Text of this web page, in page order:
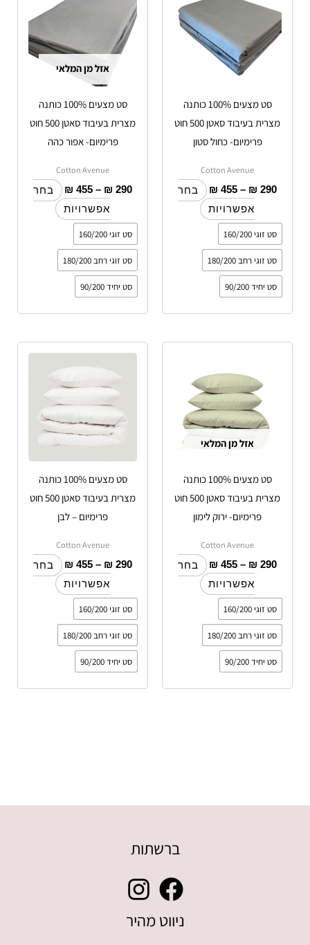
סט מצעים 100% כותנה
מצרית בעיבוד סאטן 500 חוט
פרימיום- כחול סטון
Cotton Avenue
₪ 290
–
₪ 455
⁦₪ 455⁩
בחר
אפשרויות
יש
מספר
את
האפשרויות
בעמוד
סט זוגי 160/200
סט זוגי רחב 180/200
סט יחיד 90/200
אזל מן המלאי
סט מצעים 100% כותנה
מצרית בעיבוד סאטן 500 חוט
פרימיום- אפור כהה
Cotton Avenue
₪ 290
–
₪ 455
בחר
אפשרויות
יש
מספר
סוגים.
ניתן
את
האפשרויות
בעמוד
סט זוגי 160/200
סט זוגי רחב 180/200
סט יחיד 90/200
אזל מן המלאי
סט מצעים 100% כותנה
מצרית בעיבוד סאטן 500 חוט
פרימיום- ירוק לימון
Cotton Avenue
₪ 290
–
₪ 455
עד
⁦₪ 455⁩
בחר
אפשרויות
יש
מספר
סוגים.
את
האפשרויות
בעמוד
סט זוגי 160/200
סט זוגי רחב 180/200
סט יחיד 90/200
סט מצעים 100% כותנה
מצרית בעיבוד סאטן 500 חוט
פרימיום – לבן
Cotton Avenue
₪ 290
–
₪ 455
עד
בחר
אפשרויות
למוצר
יש
מספר
סוגים.
ניתן
לבחור
את
האפשרויות
סט זוגי 160/200
סט זוגי רחב 180/200
סט יחיד 90/200
ברשתות
ניווט מהיר